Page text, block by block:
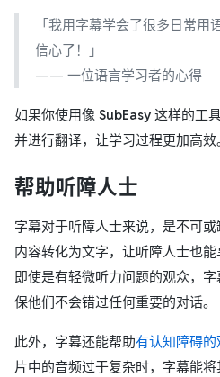
「我用字幕学会了很多日常用
信心了！」
—— 一位语言学习者的心得
如果你使用像 SubEasy 这样的工
并进行翻译，让学习过程更加高效
帮助听障人士
字幕对于听障人士来说，是不可
内容转化为文字，让听障人士也能
即使是有轻微听力问题的观众，
保他们不会错过任何重要的对话。
此外，字幕还能帮助有认知障碍的
片中的音频过于复杂时，字幕能将